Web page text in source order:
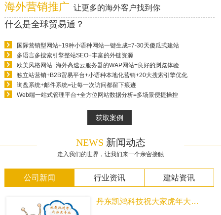
海外营销推广 让更多的海外客户找到你
什么是全球贸易通？
国际营销型网站+19种小语种网站一键生成=7-30天傻瓜式建站
多语言多搜索引擎整站SEO+丰富的外链资源
欧美风格网站+海外高速云服务器的WAP网站=良好的浏览体验
独立站营销+B2B贸易平台+小语种本地化营销+20大搜索引擎优化
询盘系统+邮件系统=让每一次访问都留下痕迹
Web端一站式管理平台+全方位网站数据分析=多场景便捷操控
获取案例
NEWS 新闻动态
走入我们的世界，让我们来一个亲密接触
公司新闻 行业资讯 建站资讯
丹东凯鸿科技祝大家虎年大吉！